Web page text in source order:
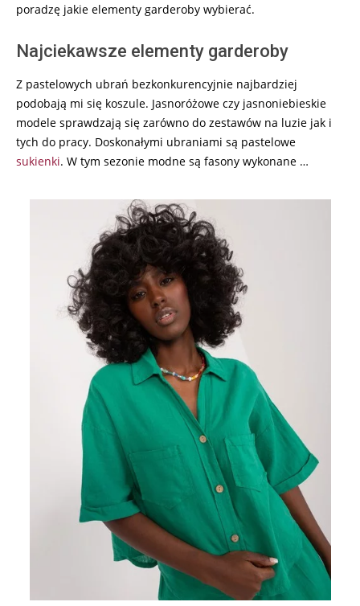
poradzę jakie elementy garderoby wybierać.
Najciekawsze elementy garderoby
Z pastelowych ubrań bezkonkurencyjnie najbardziej
podobają mi się koszule. Jasnoróżowe czy jasnoniebieskie
modele sprawdzają się zarówno do zestawów na luzie jak i
tych do pracy. Doskonałymi ubraniami są pastelowe
sukienki. W tym sezonie modne są fasony wykonane …